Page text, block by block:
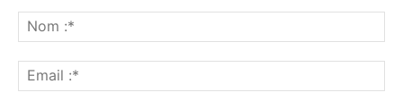
:*
:*